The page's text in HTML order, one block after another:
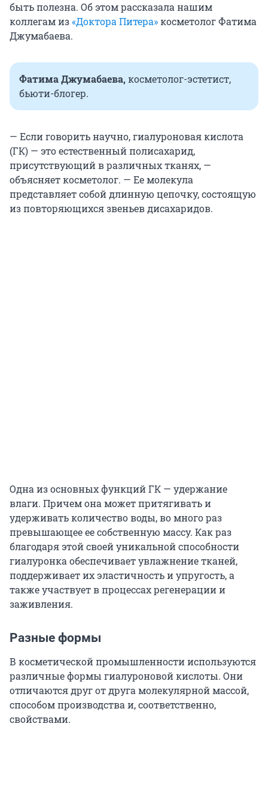
быть полезна. Об этом рассказала нашим
коллегам из«Доктора Питера»косметолог Фатима
Джумабаева.
Фатима Джумабаева,косметолог-эстетист,
бьюти-блогер.
— Если говорить научно, гиалуроновая кислота
(ГК) — это естественный полисахарид,
присутствующий в различных тканях, —
объясняет косметолог. — Ее молекула
представляет собой длинную цепочку, состоящую
из повторяющихся звеньев дисахаридов.
Одна из основных функций ГК — удержание
влаги. Причем она может притягивать и
удерживать количество воды, во много раз
превышающее ее собственную массу. Как раз
благодаря этой своей уникальной способности
гиалуронка обеспечивает увлажнение тканей,
поддерживает их эластичность и упругость, а
также участвует в процессах регенерации и
заживления.
Разные формы
В косметической промышленности используются
различные формы гиалуроновой кислоты. Они
отличаются друг от друга молекулярной массой,
способом производства и, соответственно,
свойствами.